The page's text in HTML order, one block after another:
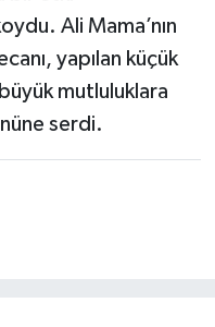
Ali Mama’nın
yapılan küçük
mutluluklara
serdi.